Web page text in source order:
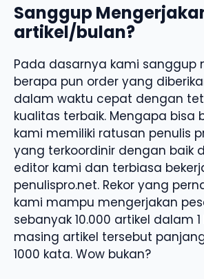
Sanggup
artikel/bulan?
Pada dasarnya kami sanggup
berapa pun order yang
dalam waktu cepat dengan
kualitas terbaik. Mengapa bisa
kami memiliki ratusan penulis
yang terkoordinir dengan baik
editor kami dan terbiasa
penulispro.net. Rekor yang
kami mampu mengerjakan
sebanyak 10.000 artikel dalam
masing artikel tersebut
1000 kata. Wow bukan?